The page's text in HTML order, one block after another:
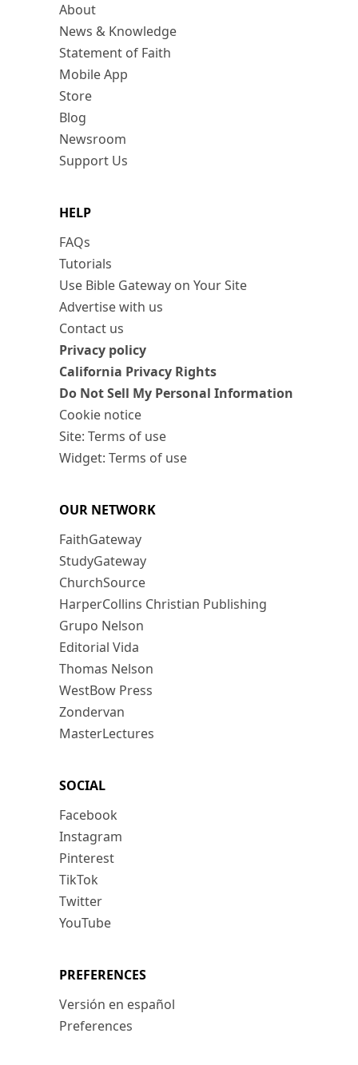
About
News & Knowledge
Statement of Faith
Mobile App
Store
Blog
Newsroom
Support Us
HELP
FAQs
Tutorials
Use Bible Gateway on Your Site
Advertise with us
Contact us
Privacy policy
California Privacy Rights
Do Not Sell My Personal Information
Cookie notice
Site: Terms of use
Widget: Terms of use
OUR NETWORK
FaithGateway
StudyGateway
ChurchSource
HarperCollins Christian Publishing
Grupo Nelson
Editorial Vida
Thomas Nelson
WestBow Press
Zondervan
MasterLectures
SOCIAL
Facebook
Instagram
Pinterest
TikTok
Twitter
YouTube
PREFERENCES
Versión en español
Preferences